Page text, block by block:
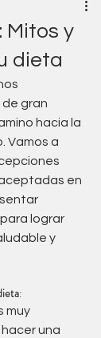
Mitos y
dieta
de gran
hacia la
Vamos a
en
lograr
y
:
muy
una